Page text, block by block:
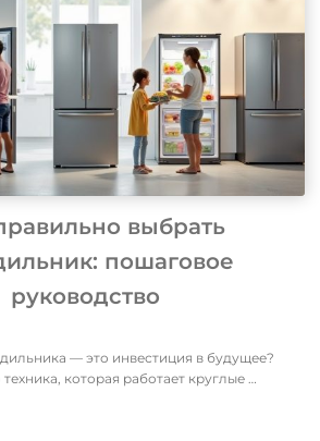
выбрать
пошаговое
руководство
— это инвестиция в будущее?
которая работает круглые …